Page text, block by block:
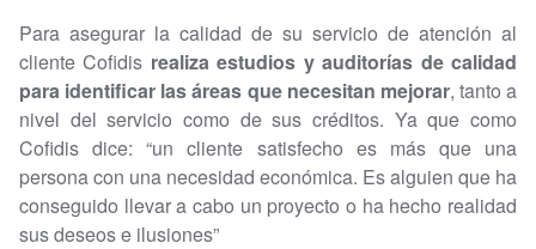
Para asegurar la calidad de su servicio de atención al
cliente Cofidis realiza estudios y auditorías de calidad
para identificar las áreas que necesitan mejorar, tanto a
nivel del servicio como de sus créditos. Ya que como
Cofidis dice: “un cliente satisfecho es más que una
persona con una necesidad económica. Es alguien que ha
conseguido llevar a cabo un proyecto o ha hecho realidad
sus deseos e ilusiones”